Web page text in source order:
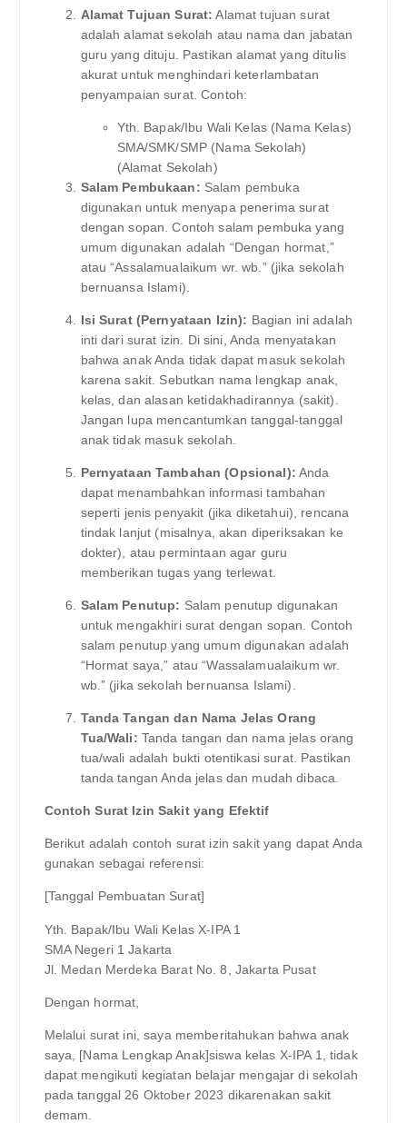
Alamat Tujuan Surat: Alamat tujuan surat
adalah alamat sekolah atau nama dan jabatan
guru yang dituju. Pastikan alamat yang ditulis
akurat untuk menghindari keterlambatan
penyampaian surat. Contoh:
Yth. Bapak/Ibu Wali Kelas (Nama Kelas)
SMA/SMK/SMP (Nama Sekolah)
(Alamat Sekolah)
Salam Pembukaan: Salam pembuka
digunakan untuk menyapa penerima surat
dengan sopan. Contoh salam pembuka yang
umum digunakan adalah “Dengan hormat,”
atau “Assalamualaikum wr. wb.” (jika sekolah
bernuansa Islami).
Isi Surat (Pernyataan Izin): Bagian ini adalah
inti dari surat izin. Di sini, Anda menyatakan
bahwa anak Anda tidak dapat masuk sekolah
karena sakit. Sebutkan nama lengkap anak,
kelas, dan alasan ketidakhadirannya (sakit).
Jangan lupa mencantumkan tanggal-tanggal
anak tidak masuk sekolah.
Pernyataan Tambahan (Opsional): Anda
dapat menambahkan informasi tambahan
seperti jenis penyakit (jika diketahui), rencana
tindak lanjut (misalnya, akan diperiksakan ke
dokter), atau permintaan agar guru
memberikan tugas yang terlewat.
Salam Penutup: Salam penutup digunakan
untuk mengakhiri surat dengan sopan. Contoh
salam penutup yang umum digunakan adalah
“Hormat saya,” atau “Wassalamualaikum wr.
wb.” (jika sekolah bernuansa Islami).
Tanda Tangan dan Nama Jelas Orang
Tua/Wali: Tanda tangan dan nama jelas orang
tua/wali adalah bukti otentikasi surat. Pastikan
tanda tangan Anda jelas dan mudah dibaca.
Contoh Surat Izin Sakit yang Efektif
Berikut adalah contoh surat izin sakit yang dapat Anda
gunakan sebagai referensi:
[Tanggal Pembuatan Surat]
Yth. Bapak/Ibu Wali Kelas X-IPA 1
SMA Negeri 1 Jakarta
Jl. Medan Merdeka Barat No. 8, Jakarta Pusat
Dengan hormat,
Melalui surat ini, saya memberitahukan bahwa anak
saya, [Nama Lengkap Anak]siswa kelas X-IPA 1, tidak
dapat mengikuti kegiatan belajar mengajar di sekolah
pada tanggal 26 Oktober 2023 dikarenakan sakit
demam.